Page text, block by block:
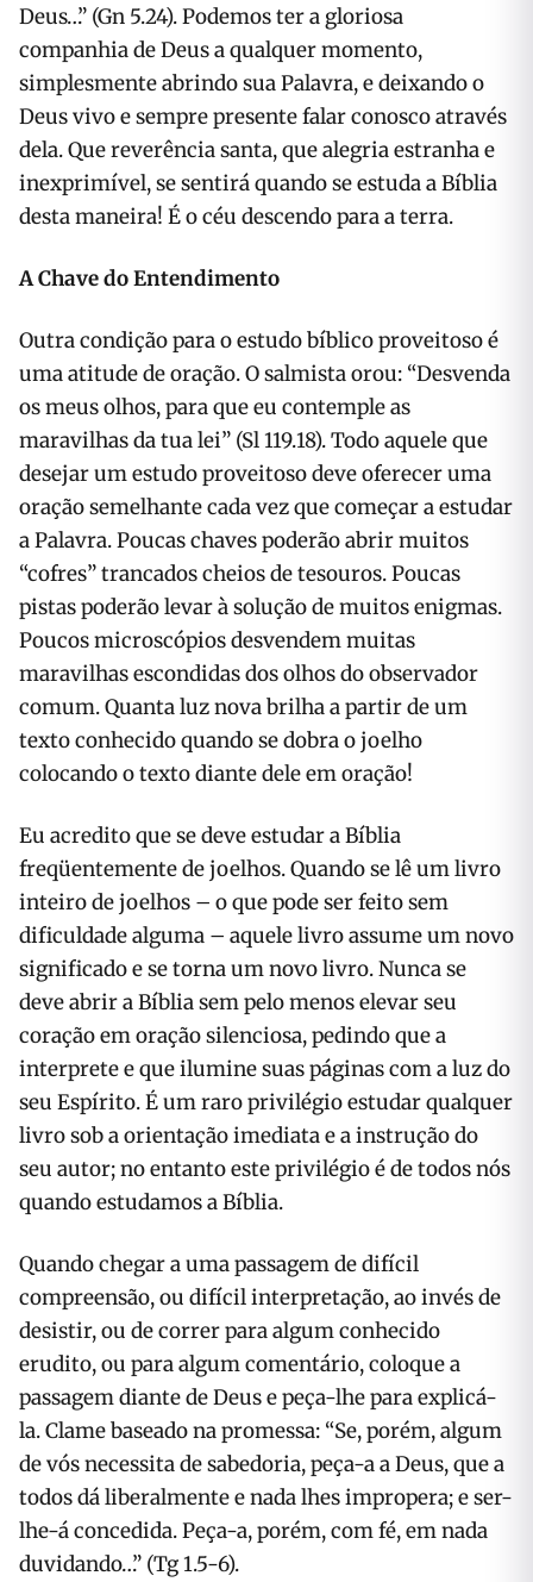
Deus…” (Gn 5.24). Podemos ter a gloriosa
companhia de Deus a qualquer momento,
simplesmente abrindo sua Palavra, e deixando o
Deus vivo e sempre presente falar conosco através
dela. Que reverência santa, que alegria estranha e
inexprimível, se sentirá quando se estuda a Bíblia
desta maneira! É o céu descendo para a terra.
A Chave do Entendimento
Outra condição para o estudo bíblico proveitoso é
uma atitude de oração. O salmista orou: “Desvenda
os meus olhos, para que eu contemple as
maravilhas da tua lei” (Sl 119.18). Todo aquele que
desejar um estudo proveitoso deve oferecer uma
oração semelhante cada vez que começar a estudar
a Palavra. Poucas chaves poderão abrir muitos
“cofres” trancados cheios de tesouros. Poucas
pistas poderão levar à solução de muitos enigmas.
Poucos microscópios desvendem muitas
maravilhas escondidas dos olhos do observador
comum. Quanta luz nova brilha a partir de um
texto conhecido quando se dobra o joelho
colocando o texto diante dele em oração!
Eu acredito que se deve estudar a Bíblia
freqüentemente de joelhos. Quando se lê um livro
inteiro de joelhos – o que pode ser feito sem
dificuldade alguma – aquele livro assume um novo
significado e se torna um novo livro. Nunca se
deve abrir a Bíblia sem pelo menos elevar seu
coração em oração silenciosa, pedindo que a
interprete e que ilumine suas páginas com a luz do
seu Espírito. É um raro privilégio estudar qualquer
livro sob a orientação imediata e a instrução do
seu autor; no entanto este privilégio é de todos nós
quando estudamos a Bíblia.
Quando chegar a uma passagem de difícil
compreensão, ou difícil interpretação, ao invés de
desistir, ou de correr para algum conhecido
erudito, ou para algum comentário, coloque a
passagem diante de Deus e peça-lhe para explicá-
la. Clame baseado na promessa: “Se, porém, algum
de vós necessita de sabedoria, peça-a a Deus, que a
todos dá liberalmente e nada lhes impropera; e ser-
lhe-á concedida. Peça-a, porém, com fé, em nada
duvidando…” (Tg 1.5-6).